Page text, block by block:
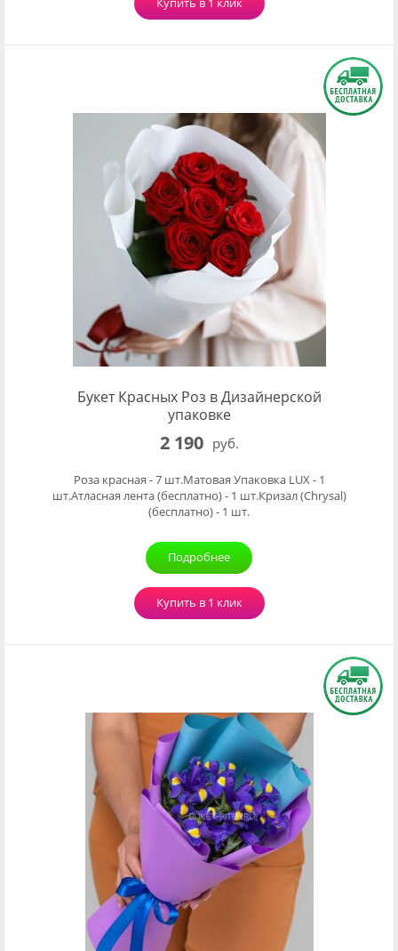
Букет Красных Роз в Дизайнерской
упаковке
2 190 руб.
Роза красная - 7 шт.Матовая Упаковка LUX - 1
шт.Атласная лента (бесплатно) - 1 шт.Кризал (Chrysal)
(бесплатно) - 1 шт.
Подробнее
Купить в 1 клик